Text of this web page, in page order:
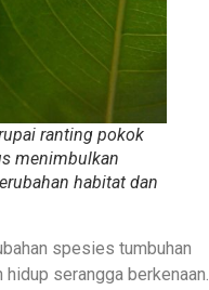
ranting pokok
menimbulkan
habitat dan
spesies tumbuhan
serangga berkenaan.